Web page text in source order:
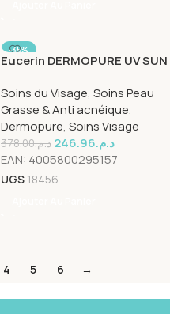
-35%
Eucerin DERMOPURE UV SUN
Soins du Visage, Soins Peau
Grasse & Anti acnéique,
Dermopure, Soins Visage
د.م.378.00 د.م.246.96
EAN: 4005800295157
UGS 18456
4 5 6 →